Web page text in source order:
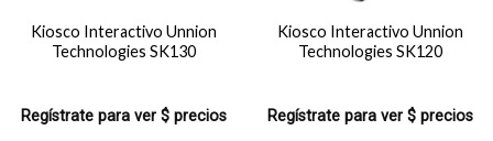
Kiosco Interactivo Unnion
Technologies SK130
Regístrate para ver $ precios
Kiosco Interactivo Unnion
Technologies SK120
Regístrate para ver $ precios